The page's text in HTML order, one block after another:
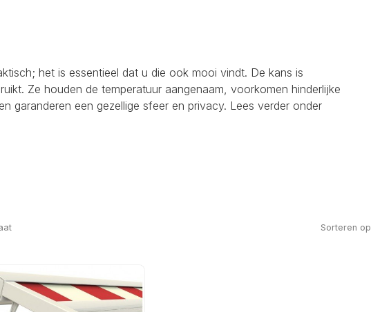
het is essentieel dat u die ook mooi vindt. De kans is
Ze houden de temperatuur aangenaam, voorkomen hinderlijke
garanderen een gezellige sfeer en privacy. Lees verder onder
Sorteren op